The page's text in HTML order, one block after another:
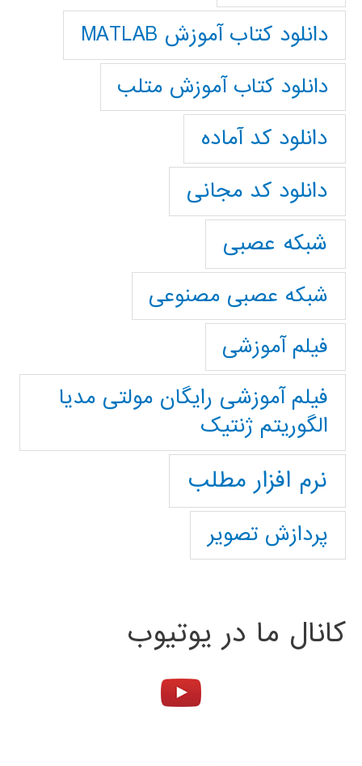
دانلود کتاب آموزش MATLAB
دانلود کتاب آموزش متلب
دانلود کد آماده
دانلود کد مجانی
شبکه عصبی
شبکه عصبی مصنوعی
فیلم آموزشی
فیلم آموزشی رایگان مولتی مدیا
الگوریتم ژنتیک
نرم افزار مطلب
پردازش تصویر
کانال ما در یوتیوب